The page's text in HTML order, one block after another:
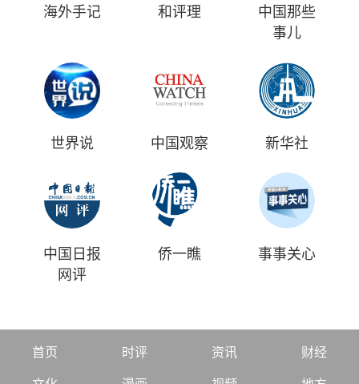
海外手记 和评理
中国那些
事儿
世界说 中国观察 新华社
中国日报
网评
侨一瞧 事事关心
首页 时评 资讯 财经